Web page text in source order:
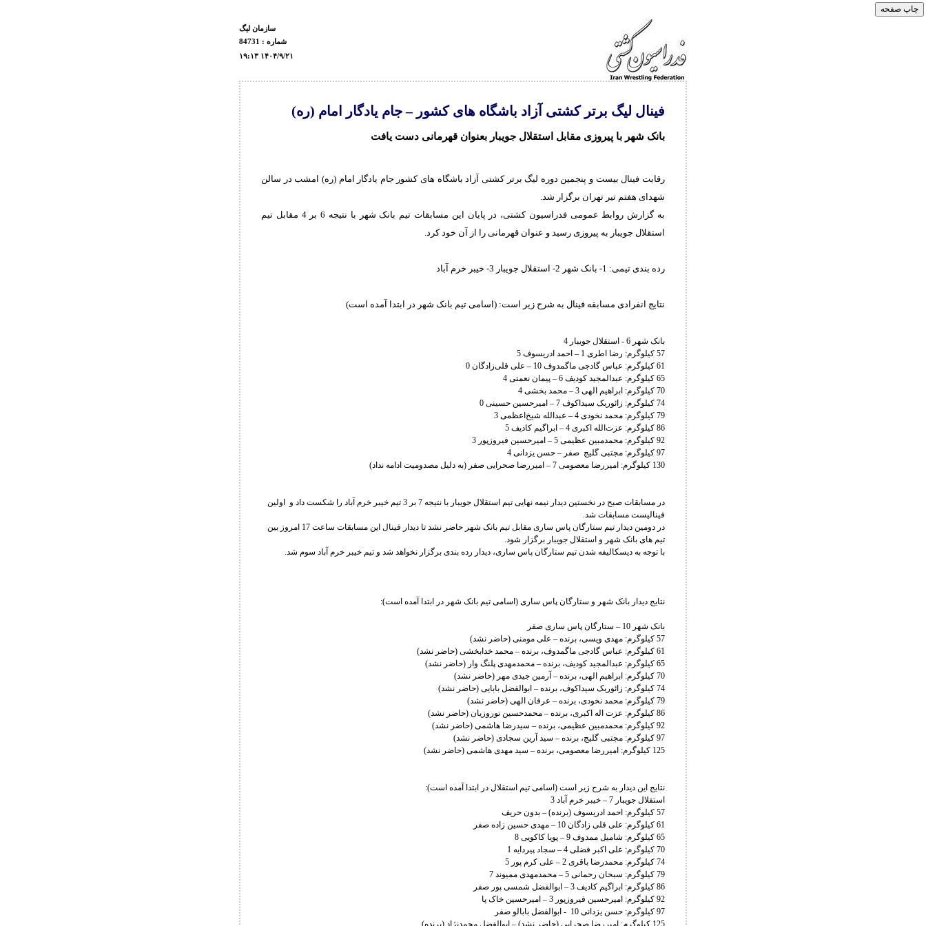
سازمان ليگ
شماره : 84731
۱۹:۱۳ ۱۴۰۴/۹/۲۱
فینال لیگ برتر کشتی آزاد باشگاه های کشور – جام یادگار امام (ره)
بانک شهر با پیروزی مقابل استقلال جویبار بعنوان قهرمانی دست یافت
رقابت فینال بیست و پنجمین دوره لیگ برتر کشتی آزاد باشگاه های کشور جام یادگار امام (ره) امشب در سالن
شهدای هفتم تیر تهران برگزار شد.
به گزارش روابط عمومی فدراسیون کشتی، در پایان این مسابقات تیم بانک شهر با نتیجه 6 بر 4 مقابل تیم
استقلال جویبار به پیروزی رسید و عنوان قهرمانی را از آن خود کرد.
رده بندی تیمی: 1- بانک شهر 2- استقلال جویبار 3- خیبر خرم آباد
نتایج انفرادی مسابقه فینال به شرح زیر است: (اسامی تیم بانک شهر در ابتدا آمده است)
بانک شهر 6 - استقلال جویبار 4
57 کیلوگرم: رضا اطری 1 – احمد ادریسوف 5
61 کیلوگرم: عباس گادجی ماگمدوف 10 – علی قلی‌زادگان 0
65 کیلوگرم: عبدالمجید کودیف 6 – پیمان نعمتی 4
70 کیلوگرم: ابراهیم الهی 3 – محمد بخشی 4
74 کیلوگرم: زائوربک سیداکوف 7 – امیرحسین حسینی 0
79 کیلوگرم: محمد نخودی 4 – عبدالله شیخ‌اعظمی 3
86 کیلوگرم: عزت‌الله اکبری 4 – ابراگیم کادیف 5
92 کیلوگرم: محمدمبین عظیمی 5 – امیرحسین فیروزپور 3
97 کیلوگرم: مجتبی گلیج صفر – حسن یزدانی 4
130 کیلوگرم: امیررضا معصومی 7 – امیررضا صحرایی صفر (به دلیل مصدومیت ادامه نداد)
در مسابقات صبح در نخستین دیدار نیمه نهایی تیم استقلال جویبار با نتیجه 7 بر 3 تیم خیبر خرم آباد را شکست داد و اولین
فینالیست مسابقات شد.
در دومین دیدار تیم ستارگان پاس ساری مقابل تیم بانک شهر حاضر نشد تا دیدار فینال این مسابقات ساعت 17 امروز بین
تیم های بانک شهر و استقلال جویبار برگزار شود.
با توجه به دیسکالیفه شدن تیم ستارگان پاس ساری، دیدار رده بندی برگزار نخواهد شد و تیم خیبر خرم آباد سوم شد.
نتایج دیدار بانک شهر و ستارگان پاس ساری (اسامی تیم بانک شهر در ابتدا آمده است):
بانک شهر 10 – ستارگان پاس ساری صفر
57 کیلوگرم: مهدی ویسی، برنده – علی مومنی (حاضر نشد)
61 کیلوگرم: عباس گادجی ماگمدوف، برنده – محمد خدابخشی (حاضر نشد)
65 کیلوگرم: عبدالمجید کودیف، برنده – محمدمهدی پلنگ وار (حاضر نشد)
70 کیلوگرم: ابراهیم الهی، برنده – آرمین جیدی مهر (حاضر نشد)
74 کیلوگرم: زائوربک سیداکوف، برنده – ابوالفضل بابایی (حاضر نشد)
79 کیلوگرم: محمد نخودی، برنده – عرفان الهی (حاضر نشد)
86 کیلوگرم: عزت اله اکبری، برنده – محمدحسین نوروزیان (حاضر نشد)
92 کیلوگرم: محمدمبین عظیمی، برنده – سیدرضا هاشمی (حاضر نشد)
97 کیلوگرم: مجتبی گلیج، برنده – سید آرین سجادی (حاضر نشد)
125 کیلوگرم: امیررضا معصومی، برنده – سید مهدی هاشمی (حاضر نشد)
نتایج این دیدار به شرح زیر است (اسامی تیم استقلال در ابتدا آمده است):
استقلال جویبار 7 – خیبر خرم آباد 3
57 کیلوگرم: احمد ادریسوف (برنده) – بدون حریف
61 کیلوگرم: علی قلی زادگان 10 – مهدی حسین زاده صفر
65 کیلوگرم: شامیل ممدوف 9 – پویا کاکویی 8
70 کیلوگرم: علی اکبر فضلی 4 – سجاد پیردایه 1
74 کیلوگرم: محمدرضا باقری 2 – علی کرم پور 5
79 کیلوگرم: سبحان رحمانی 5 – محمدمهدی ممیوند 7
86 کیلوگرم: ابراگیم کادیف 3 – ابوالفضل شمسی پور صفر
92 کیلوگرم: امیرحسین فیروزپور 3 – امیرحسین خاک پا
97 کیلوگرم: حسن یزدانی 10 - ابوالفضل بابالو صفر
125 کیلوگرم: امیررضا صحرایی (حاضر نشد) – ابوالفضل محمدنژاد (برنده)